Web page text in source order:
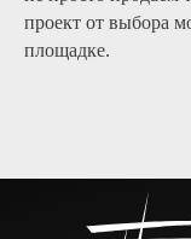
проект от выбора
площадке.
ОГРН
Политика